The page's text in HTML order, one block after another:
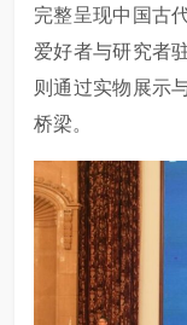
完整呈现中国古
爱好者与研究者
则通过实物展示
桥梁。